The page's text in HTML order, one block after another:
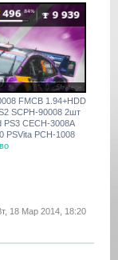
FMCB 1.94+HDD
SCPH-90008 2шт
PS3 CECH-3008A
PSVita PCH-1008
18 Мар 2014, 18:20